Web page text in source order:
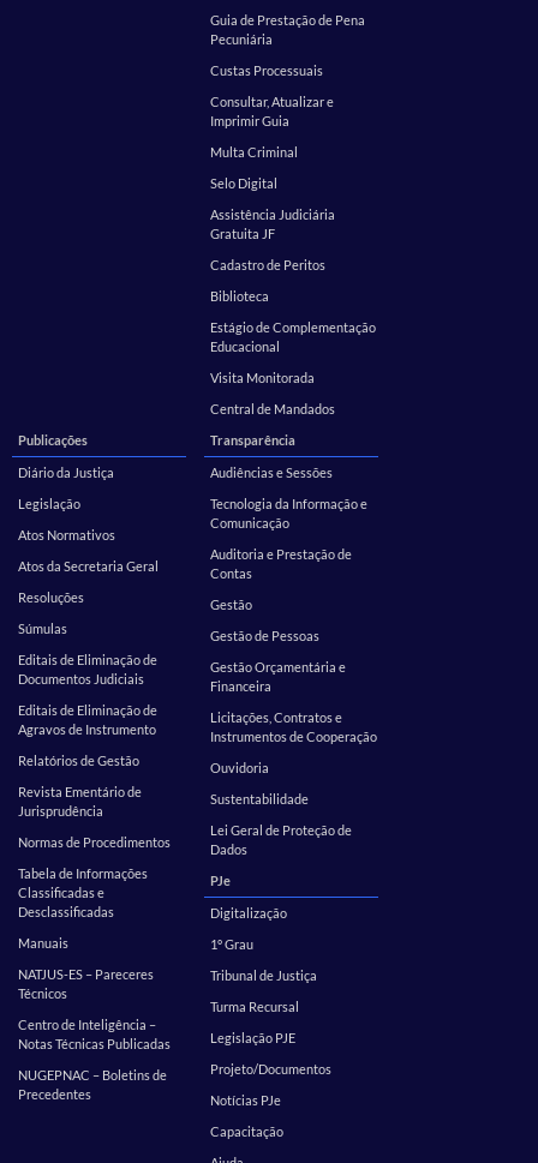
Guia de Prestação de Pena
Pecuniária
Custas Processuais
Consultar, Atualizar e
Imprimir Guia
Multa Criminal
Selo Digital
Assistência Judiciária
Gratuita JF
Cadastro de Peritos
Biblioteca
Estágio de Complementação
Educacional
Visita Monitorada
Central de Mandados
Publicações
Diário da Justiça
Legislação
Atos Normativos
Atos da Secretaria Geral
Resoluções
Súmulas
Editais de Eliminação de
Documentos Judiciais
Editais de Eliminação de
Agravos de Instrumento
Relatórios de Gestão
Revista Ementário de
Jurisprudência
Normas de Procedimentos
Tabela de Informações
Classificadas e
Desclassificadas
Manuais
NATJUS-ES – Pareceres
Técnicos
Centro de Inteligência –
Notas Técnicas Publicadas
NUGEPNAC – Boletins de
Precedentes
Transparência
Audiências e Sessões
Tecnologia da Informação e
Comunicação
Auditoria e Prestação de
Contas
Gestão
Gestão de Pessoas
Gestão Orçamentária e
Financeira
Licitações, Contratos e
Instrumentos de Cooperação
Ouvidoria
Sustentabilidade
Lei Geral de Proteção de
Dados
PJe
Digitalização
1º Grau
Tribunal de Justiça
Turma Recursal
Legislação PJE
Projeto/Documentos
Notícias PJe
Capacitação